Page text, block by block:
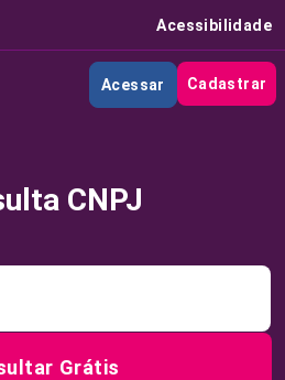
Acessibilidade
Acessar Cadastrar
CNPJ
Grátis